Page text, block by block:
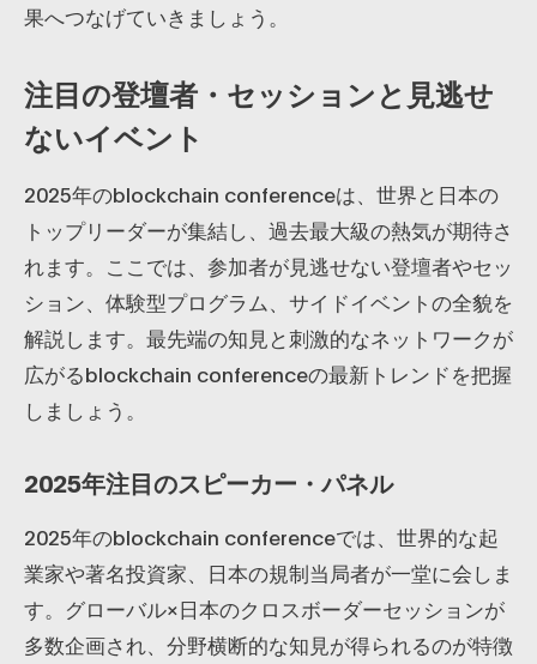
果へつなげていきましょう。
注目の登壇者・セッションと見逃せ
ないイベント
2025年のblockchain conferenceは、世界と日本の
トップリーダーが集結し、過去最大級の熱気が期待さ
れます。ここでは、参加者が見逃せない登壇者やセッ
ション、体験型プログラム、サイドイベントの全貌を
解説します。最先端の知見と刺激的なネットワークが
広がるblockchain conferenceの最新トレンドを把握
しましょう。
2025年注目のスピーカー・パネル
2025年のblockchain conferenceでは、世界的な起
業家や著名投資家、日本の規制当局者が一堂に会しま
す。グローバル×日本のクロスボーダーセッションが
多数企画され、分野横断的な知見が得られるのが特徴